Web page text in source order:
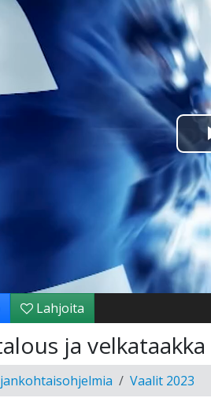
Lahjoita
ja velkataakka
Vaalit 2023